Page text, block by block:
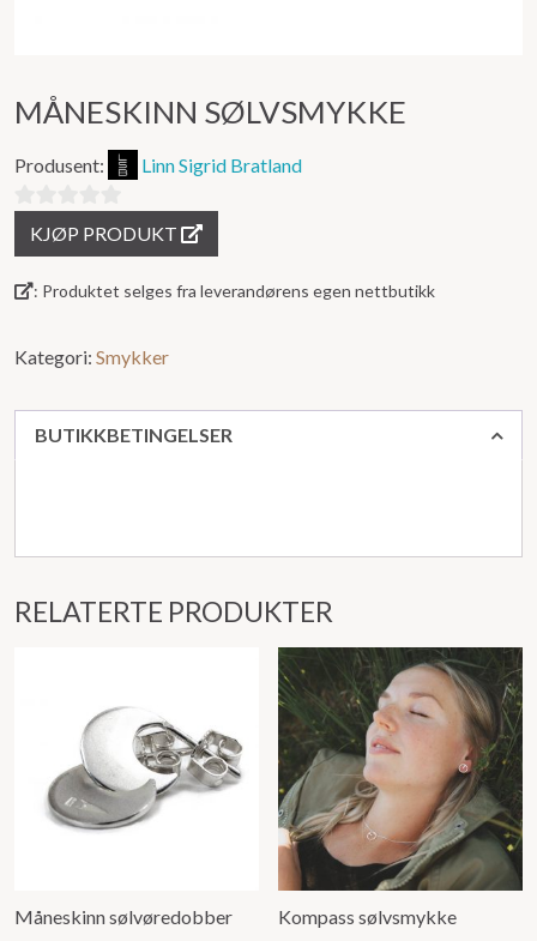
MÅNESKINN SØLVSMYKKE
Produsent: Linn Sigrid Bratland
ut
av
KJØP PRODUKT
: Produktet selges fra leverandørens egen nettbutikk
Kategori: Smykker
BUTIKKBETINGELSER
RELATERTE PRODUKTER
Måneskinn sølvøredobber Kompass sølvsmykke